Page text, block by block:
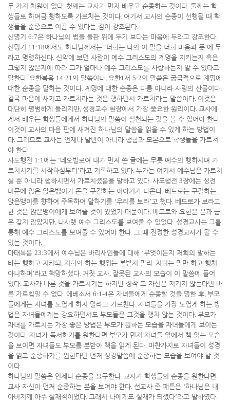
두 가지 차원이 있다. 첫째는 교사가 먼저 배우고 순종하는 것이다. 둘째는 학
생들로 하여금 행하도록 가르치는 것이다. 여기서 교사의 순종이 선행될 때 학
생들을 순종으로 이끌 수 있다는 점이 강조된다.
신명기 6:7은 하나님의 법을 돌판 위에 두기 보다는 마음에 두라고 강조한다.
신명기 11:18에서도 하나님께서는 ‘너희는 나의 이 말을 너희 마음과 뜻’에 두
라고 명령하신다. 신약에 보면 사람이 예수 그리스도의 계명을 지키는지 혹은
그렇지 않은지에 따라 그가 얼마나 예수 그리스도를 사랑하는지 알 수 있다고
말한다. 요한복음 14:21의 말씀이나, 요한1서 5:2의 말씀은 궁극적으로 계명에
대한 순종을 말하는 것이다. 계명에 대한 순종은 다름 아니라 사랑의 산물이다.
결국 마음에 새기고 가르치라는 것은 행하면서 가르치라는 말씀이다. 이것은
대단히 평범하게 들리지만, 성경교수 현장에서 가장 중요한 원리이다. 교사에
게서 배우는 학생들에게서 하나님의 말씀이 실천되는 것을 볼 수 있어야 한다.
이것이 교사의 마음 판에 새겨진 하나님의 말씀을 읽을 수 있게 하는 방법이
다. 그러므로 교사는 언제나 말만이 아니라 행함과 모본으로 학생들을 가르쳐
야 한다.
사도행전 1:1에는 ‘데오빌로여 내가 먼저 쓴 글에는 무릇 예수의 행하시며 가
르치시기를 시작하심부터 ’라고 기록하고 있다. 누가는 여기서 예수님은 가르치
실 뿐 아니라 행하시면서 가르치셨음을 말하고 있다. 사도행전 3장에는 성전
미문에 앉은 앉은뱅이가 돈을 구걸하는 이야기가 나온다. 베드로는 구걸하는
앉은뱅이를 향하여 주목하여 말하기를 ‘우리를 보라’고 했다. 베드로가 보라고
한 것은 앉은뱅이에게 보여줄 것이 있었기 때문이다. 베드로와 요한은 은과 금
은 갖지 않았지만, 나사렛 예수 그리스도를 보여줄 수 있었다. 성경교사는 그를
통해 예수 그리스도를 보여줄 수 있어야 한다. 그 때 진정한 성경교사가 될 수
있는 것이다.
마태복음 23:3에서 예수님은 바리새인들에 대해 ‘무엇이든지 저희의 말하는
바는 행하고 지키되 , 저희의 하는 행위는 본받지 말라. 저희는 말만 하고 행치
아니하며 ’라고 책망하셨다. 거짓 교사, 잘못된 교사의 모습이 이 말씀에 들어
있다. 교사가 바른 것을 가르치기는 하지만 정작 그 자신은 지키지 않는다면 바
른 가르침일 수 없다. 에베소서 6:1-4은 자녀들에게 순종할 것을 명한 후, 부모
들에게는 자녀를 노엽게 하지 말라고 가르친다. 자녀들을 가장 노엽게 하는 방
법은 자녀들에게는 강요하면서도 부모들은 그것을 행치 않는 것이다. 부모가
자녀를 가르치는 가장 좋은 방법은 부모가 원하는 모습을 자녀들에게 보이는
것이다. 자녀가 독서하기를 원한다면 부모가 먼저 자녀들 앞에서 책 읽는 모습
을 보이면 자녀들도 부모를 본받아 책을 읽게 된다. 마찬가지로 자녀들이 성경
을 읽고 순종하기를 원한다면 먼저 성경말씀에 순종하는 모습을 보여야 할 것
이다.
하나님의 말씀은 언제나 순종을 요구한다. 교사가 학생들의 순종을 원한다면
교사 자신이 먼저 순종하는 본을 보여야 한다. 선교사 존 패튼은 ‘하나님은 내
아버지께 아주 실재적이었다. 그래서 나에게도 실재가 되셨다’라고 말하였다.